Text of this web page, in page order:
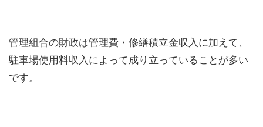
管理組合の財政は管理費・修繕積立金収入に加えて、
駐車場使用料収入によって成り立っていることが多い
です。